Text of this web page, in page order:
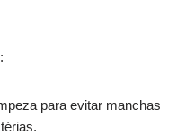
:
para evitar manchas